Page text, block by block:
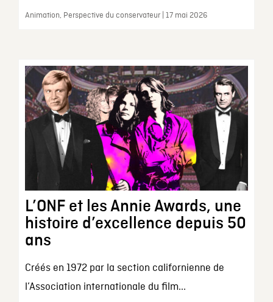
Animation, Perspective du conservateur | 17 mai 2026
L’ONF et les Annie Awards, une
histoire d’excellence depuis 50
ans
Créés en 1972 par la section californienne de
l’Association internationale du film...